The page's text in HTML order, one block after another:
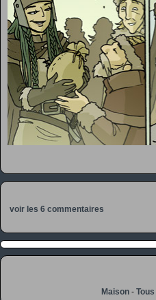
voir les 6 commentaires
Maison -